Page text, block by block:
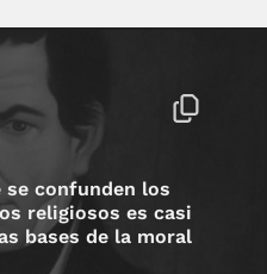
se confunden los
religiosos es casi
bases de la moral